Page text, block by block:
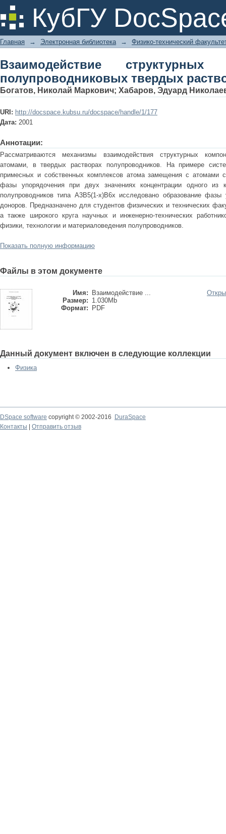
КубГУ
Взаимодействие структурных
растворах
Главная → Электронная библиотека → Физико-технический
Взаимодействие
полупроводниковых твердых
Богатов, Николай Маркович; Хабаров, Эдуард
URI: http://docspace.kubsu.ru/docspace/handle/1/177
Дата: 2001
Аннотации:
Рассматриваются механизмы взаимодействия структурных
атомами, в твердых растворах полупроводников. На примере
примесных и собственных комплексов атома замещения с атомами
фазы упорядочения при двух значениях концентрации одного из
полупроводников типа A3B5(1-x)B6x исследовано образование
доноров. Предназначено для студентов физических и технических
а также широкого круга научных и инженерно-технических
физики, технологии и материаловедения полупроводников.
Показать полную информацию
Файлы в этом документе
Имя:
Взаимодействие ...
Размер: 1.030Mb
Формат:
PDF
Данный документ включен в следующие коллекции
Физика
DSpace software copyright © 2002-2016
DuraSpace
Контакты
Отправить отзыв